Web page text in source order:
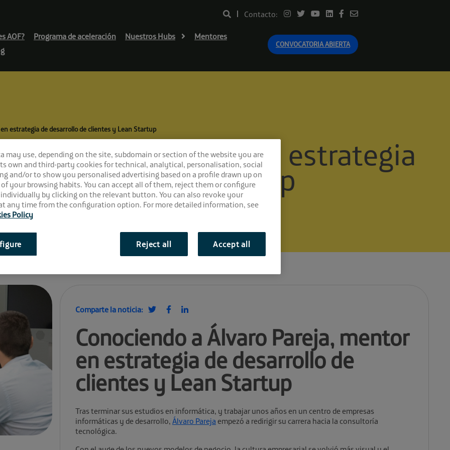
Contacto:
AOF? Programa de aceleración Nuestros Hubs
Mentores
CONVOCATORIA ABIERTA
estrategia de desarrollo de clientes y Lean Startup
Pareja, mentor en estrategia
y Lean Startup
Comparte la noticia:
Conociendo a Álvaro Pareja, mentor
en estrategia de desarrollo de
clientes y Lean Startup
Tras terminar sus estudios en informática, y trabajar unos años en un centro de empresas
informáticas y de desarrollo, Álvaro Pareja empezó a redirigir su carrera hacia la consultoría
tecnológica.
may use, depending on the site, subdomain or section of the website you are
own and third-party cookies for technical, analytical, personalisation, social
and/or to show you personalised advertising based on a profile drawn up on
your browsing habits. You can accept all of them, reject them or configure
by clicking on the relevant button. You can also revoke your
any time from the configuration option. For more detailed information, see
Policy
Reject all Accept all